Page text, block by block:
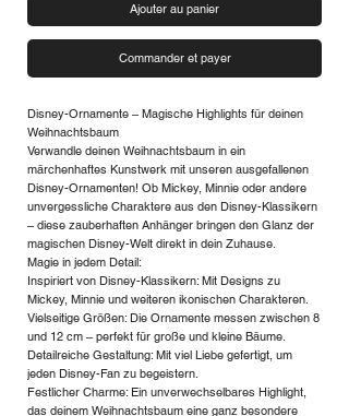
Ajouter au panier
Commander et payer
Disney-Ornamente – Magische Highlights für deinen
Weihnachtsbaum
Verwandle deinen Weihnachtsbaum in ein
märchenhaftes Kunstwerk mit unseren ausgefallenen
Disney-Ornamenten! Ob Mickey, Minnie oder andere
unvergessliche Charaktere aus den Disney-Klassikern
– diese zauberhaften Anhänger bringen den Glanz der
magischen Disney-Welt direkt in dein Zuhause.
Magie in jedem Detail:
Inspiriert von Disney-Klassikern: Mit Designs zu
Mickey, Minnie und weiteren ikonischen Charakteren.
Vielseitige Größen: Die Ornamente messen zwischen 8
und 12 cm – perfekt für große und kleine Bäume.
Detailreiche Gestaltung: Mit viel Liebe gefertigt, um
jeden Disney-Fan zu begeistern.
Festlicher Charme: Ein unverwechselbares Highlight,
das deinem Weihnachtsbaum eine ganz besondere